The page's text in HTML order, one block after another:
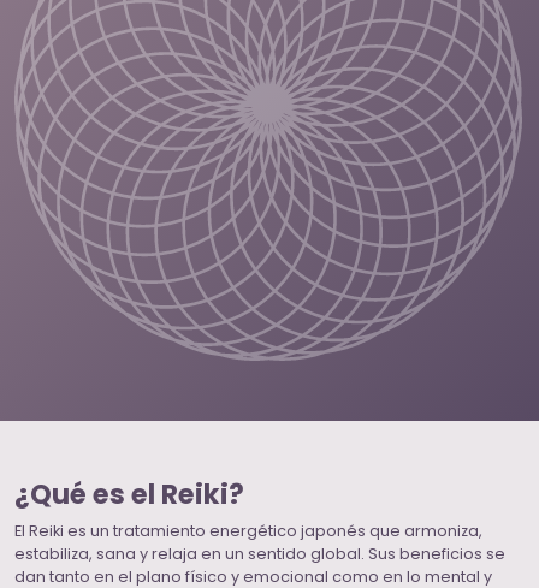
¿Qué es el Reiki?
El Reiki es un tratamiento energético japonés que armoniza,
estabiliza, sana y relaja en un sentido global. Sus beneficios se
dan tanto en el plano físico y emocional como en lo mental y